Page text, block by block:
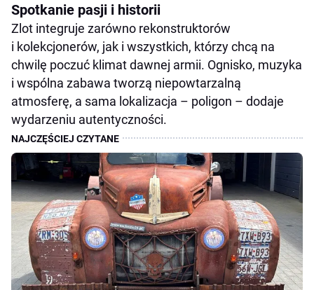
Spotkanie pasji i historii
Zlot integruje zarówno rekonstruktorów
i kolekcjonerów, jak i wszystkich, którzy chcą na
chwilę poczuć klimat dawnej armii. Ognisko, muzyka
i wspólna zabawa tworzą niepowtarzalną
atmosferę, a sama lokalizacja – poligon – dodaje
wydarzeniu autentyczności.